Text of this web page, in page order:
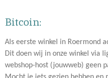
Bitcoin:
Als eerste winkel in Roermond
Dit doen wij in onze winkel via
webshop-host (jouwweb) geen